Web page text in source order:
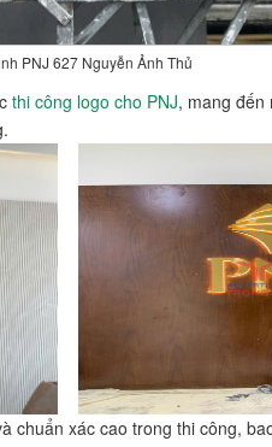
PNJ 627 Nguyễn Ảnh Thủ
thi công logo cho PNJ, mang đến
chuẩn xác cao trong thi công,